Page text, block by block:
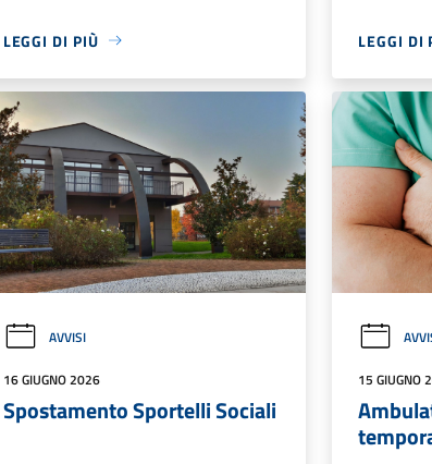
LEGGI DI PIÙ LEGGI DI
AVVISI
16 GIUGNO 2026
Spostamento Sportelli Sociali
15 GIUGNO